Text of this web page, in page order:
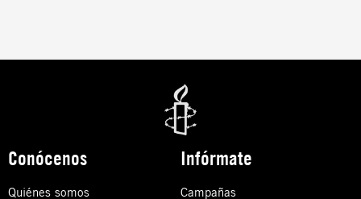
Conócenos
Quiénes somos
Infórmate
Campañas